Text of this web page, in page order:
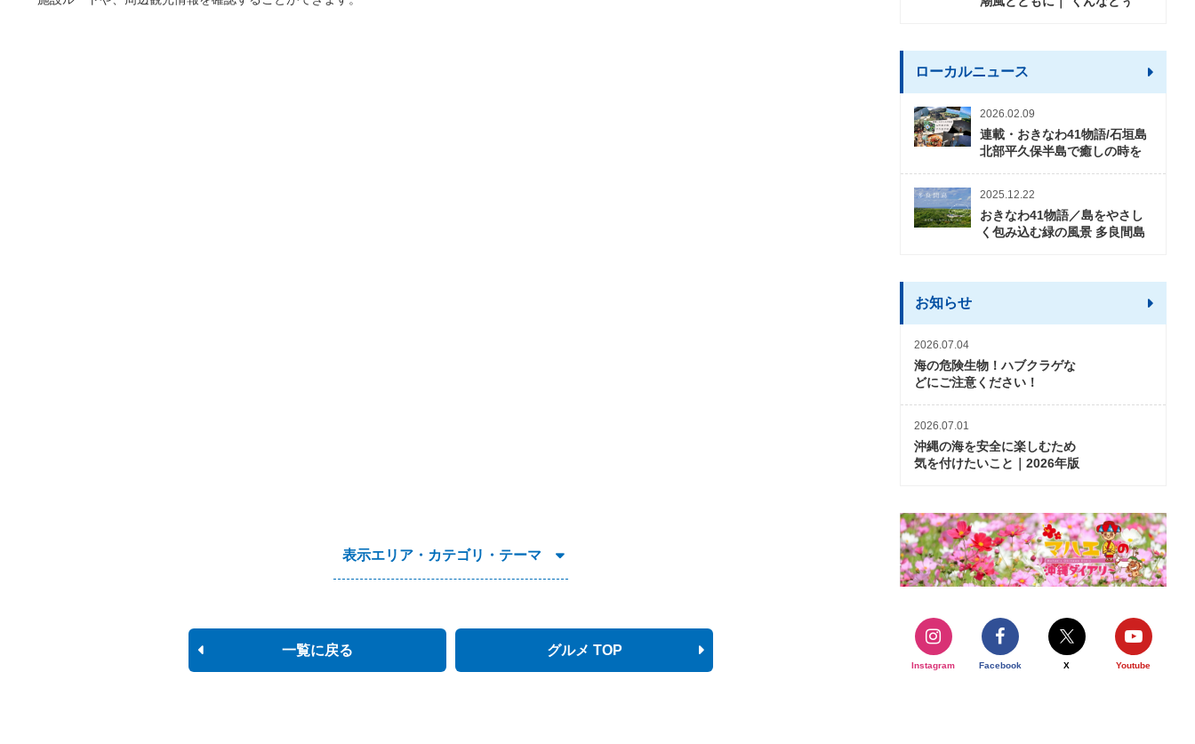
表示エリア・カテゴリ・テーマ
一覧に戻る グルメ TOP
ローカルニュース
2026.02.09
連載・おきなわ41物語/石垣島
北部平久保半島で癒しの時を
2025.12.22
おきなわ41物語／島をやさし
く包み込む緑の風景 多良間島
お知らせ
2026.07.04
海の危険生物！ハブクラゲな
どにご注意ください！
2026.07.01
沖縄の海を安全に楽しむため
気を付けたいこと｜2026年版
Instagram Facebook X Youtube